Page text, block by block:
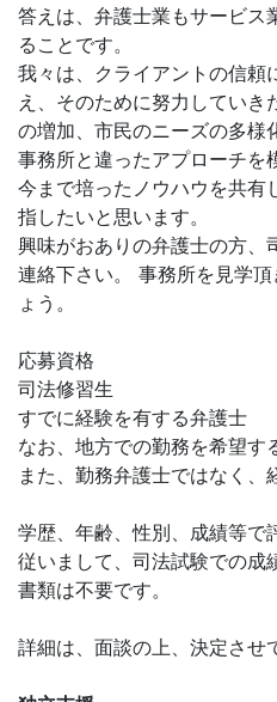
答えは、弁護士業もサービス
ることです。
我々は、クライアントの信頼
え、そのために努力してい
の増加、市民のニーズの多様
事務所と違ったアプローチを
今まで培ったノウハウを共有
指したいと思います。
興味がおありの弁護士の方、
連絡下さい。 事務所を見学
ょう。
応募資格
司法修習生
すでに経験を有する弁護士
なお、地方での勤務を希望す
また、勤務弁護士ではなく、
学歴、年齢、性別、成績等で
従いまして、司法試験での成
書類は不要です。
詳細は、面談の上、決定させ